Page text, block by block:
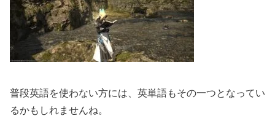
普段英語を使わない方には、英単語もその一つとなってい
るかもしれませんね。